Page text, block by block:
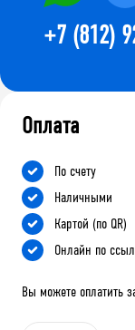
+7 (812)
Оплата
По счету
Наличными
Картой (по QR)
Онлайн по
Вы можете оплатить